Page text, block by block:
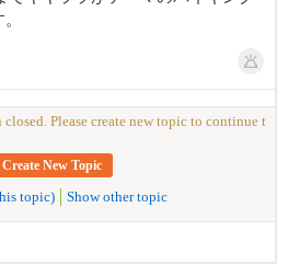
closed. Please create new topic to continue t
Create New Topic
topic) Show other topic